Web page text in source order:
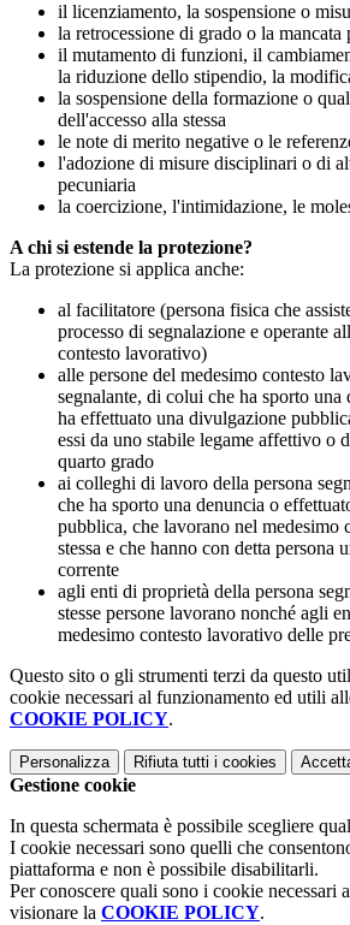
il licenziamento, la sospensione o
la retrocessione di grado o la mancata
il mutamento di funzioni, il
la riduzione dello stipendio, la
la sospensione della formazione o
dell'accesso alla stessa
le note di merito negative o le
l'adozione di misure disciplinari o di
pecuniaria
la coercizione, l'intimidazione, le
A chi si estende la protezione?
La protezione si applica anche:
al facilitatore (persona fisica che
processo di segnalazione e operante
contesto lavorativo)
alle persone del medesimo contesto
segnalante, di colui che ha sporto
ha effettuato una divulgazione
essi da uno stabile legame affettivo o
quarto grado
ai colleghi di lavoro della persona
che ha sporto una denuncia o
pubblica, che lavorano nel medesimo
stessa e che hanno con detta persona
corrente
agli enti di proprietà della persona
stesse persone lavorano nonché agli
medesimo contesto lavorativo delle
Questo sito o gli strumenti terzi da questo
cookie necessari al funzionamento ed utili
COOKIE POLICY.
Personalizza Rifiuta tutti i cookies
Gestione cookie
In questa schermata è possibile scegliere
I cookie necessari sono quelli che
piattaforma e non è possibile disabilitarli.
Per conoscere quali sono i cookie necessari
visionare la COOKIE POLICY.